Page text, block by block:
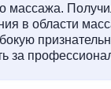
массажа.
в области
за